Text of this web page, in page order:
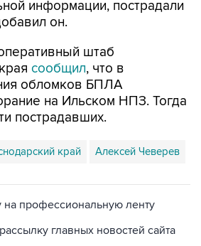
информации, пострадали
он.
штаб
сообщил, что в
обломков БПЛА
на Ильском НПЗ. Тогда
пострадавших.
край Алексей Чеверев
на профессиональную ленту
главных новостей сайта